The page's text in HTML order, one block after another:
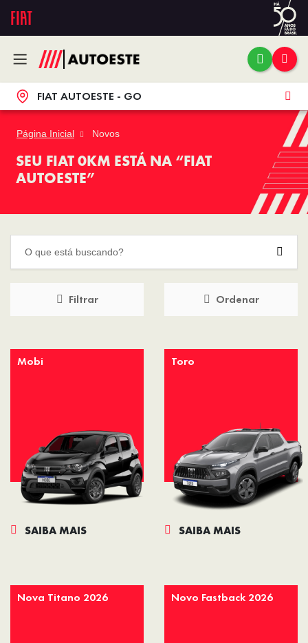
FIAT AUTOESTE - GO
Página Inicial Novos
SEU FIAT 0KM ESTÁ NA “FIAT
AUTOESTE”
Filtrar Ordenar
Mobi
SAIBA MAIS
Toro
SAIBA MAIS
Nova Titano 2026 Novo Fastback 2026